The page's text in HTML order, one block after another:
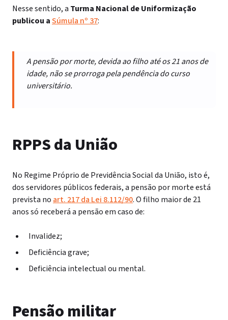
Nesse sentido, a Turma Nacional de Uniformização
publicou aSúmula nº 37:
A pensão por morte, devida ao filho até os 21 anos de
idade, não se prorroga pela pendência do curso
universitário.
RPPS da União
No Regime Próprio de Previdência Social da União, isto é,
dos servidores públicos federais, a pensão por morte está
prevista no art. 217 da Lei 8.112/90. O filho maior de 21
anos só receberá a pensão em caso de:
Invalidez;
Deficiência grave;
Deficiência intelectual ou mental.
Pensão militar